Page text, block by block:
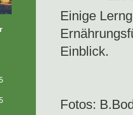
Einige
Einblick.
Fotos: